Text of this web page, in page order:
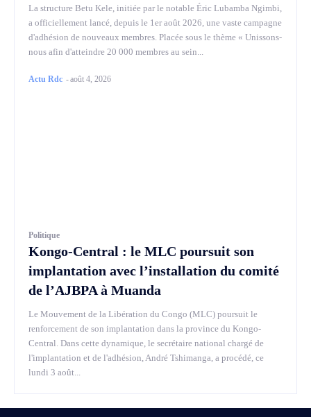
La structure Betu Kele, initiée par le notable Éric Lubamba Ngimbi,
a officiellement lancé, depuis le 1er août 2026, une vaste campagne
d'adhésion de nouveaux membres. Placée sous le thème « Unissons-
nous afin d'atteindre 20 000 membres au sein...
Actu Rdc -août 4, 2026
Politique
Kongo-Central : le MLC poursuit son
implantation avec l’installation du comité
de l’AJBPA à Muanda
Le Mouvement de la Libération du Congo (MLC) poursuit le
renforcement de son implantation dans la province du Kongo-
Central. Dans cette dynamique, le secrétaire national chargé de
l'implantation et de l'adhésion, André Tshimanga, a procédé, ce
lundi 3 août...